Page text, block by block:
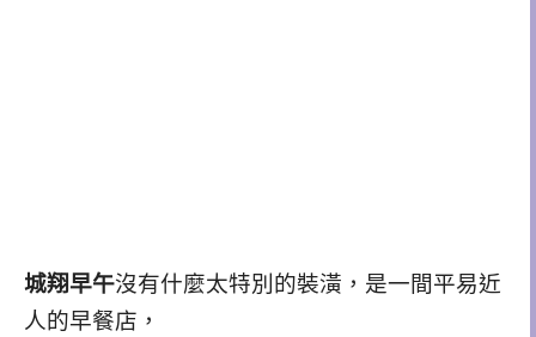
城翔早午沒有什麼太特別的裝潢，是一間平易近
人的早餐店，